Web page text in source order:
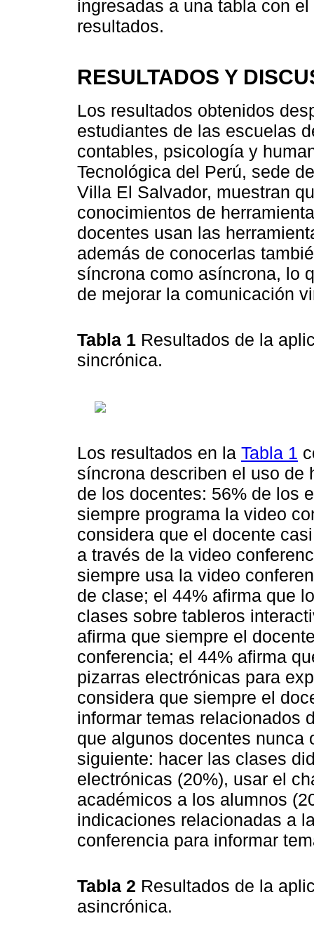
ingresadas a una tabla con
resultados.
RESULTADOS Y
Los resultados obtenidos
estudiantes de las escuelas
contables, psicología y
Tecnológica del Perú, sede
Villa El Salvador, muestran
conocimientos de
docentes usan las
además de conocerlas
síncrona como asíncrona, lo
de mejorar la comunicación
Tabla 1 Resultados de la
sincrónica.
Los resultados en la Tabla 1
síncrona describen el uso de
de los docentes: 56% de los
siempre programa la video
considera que el docente
a través de la video
siempre usa la video
de clase; el 44% afirma que
clases sobre tableros
afirma que siempre el
conferencia; el 44% afirma
pizarras electrónicas para
considera que siempre el
informar temas relacionados
que algunos docentes nunca
siguiente: hacer las clases
electrónicas (20%), usar el
académicos a los alumnos
indicaciones relacionadas a
conferencia para informar
Tabla 2 Resultados de la
asincrónica.